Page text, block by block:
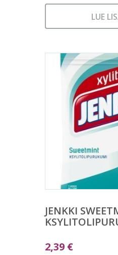
LUE
JENKKI
2,39 €